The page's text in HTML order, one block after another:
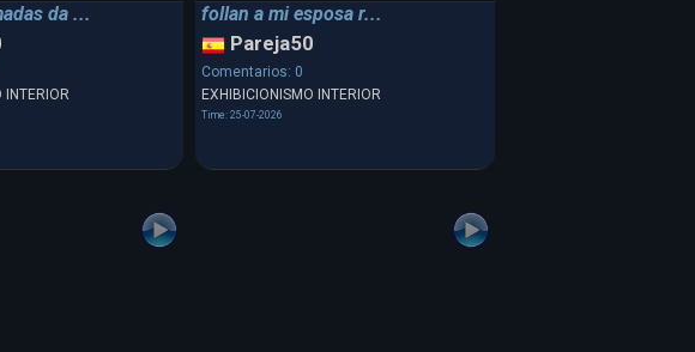
da ...
INTERIOR
follan a mi esposa r...
Pareja50
Comentarios: 0
EXHIBICIONISMO INTERIOR
Time: 25-07-2026